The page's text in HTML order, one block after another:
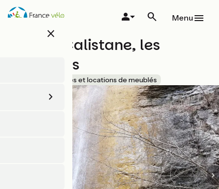
Aller
au
close
Menu
Gite de Calistane, les
Cascades
Gîtes et locations de meublés